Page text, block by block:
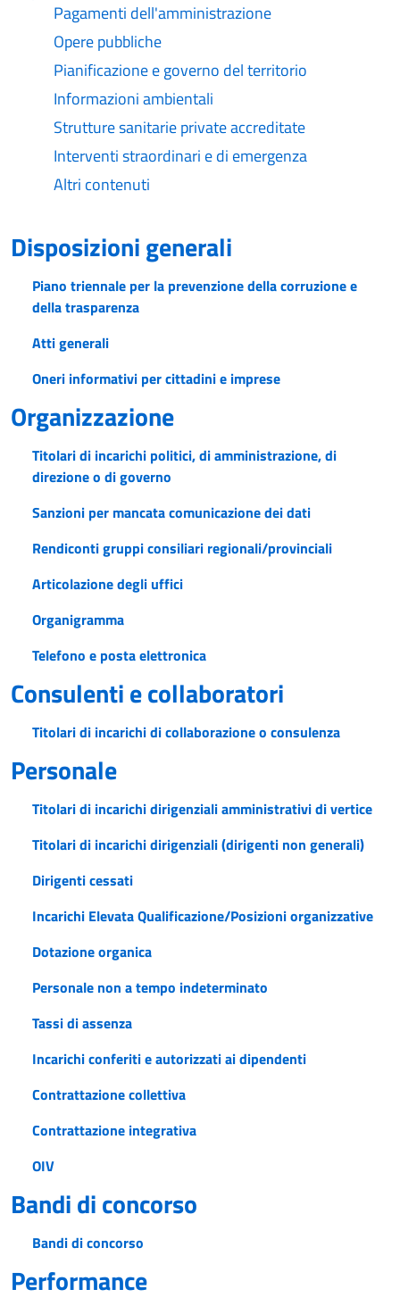
Pagamenti dell'amministrazione
Opere pubbliche
Pianificazione e governo del territorio
Informazioni ambientali
Strutture sanitarie private accreditate
Interventi straordinari e di emergenza
Altri contenuti
Disposizioni generali
Piano triennale per la prevenzione della corruzione e
della trasparenza
Atti generali
Oneri informativi per cittadini e imprese
Organizzazione
Titolari di incarichi politici, di amministrazione, di
direzione o di governo
Sanzioni per mancata comunicazione dei dati
Rendiconti gruppi consiliari regionali/provinciali
Articolazione degli uffici
Organigramma
Telefono e posta elettronica
Consulenti e collaboratori
Titolari di incarichi di collaborazione o consulenza
Personale
Titolari di incarichi dirigenziali amministrativi di vertice
Titolari di incarichi dirigenziali (dirigenti non generali)
Dirigenti cessati
Incarichi Elevata Qualificazione/Posizioni organizzative
Dotazione organica
Personale non a tempo indeterminato
Tassi di assenza
Incarichi conferiti e autorizzati ai dipendenti
Contrattazione collettiva
Contrattazione integrativa
OIV
Bandi di concorso
Bandi di concorso
Performance